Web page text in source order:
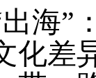
出海”
化差